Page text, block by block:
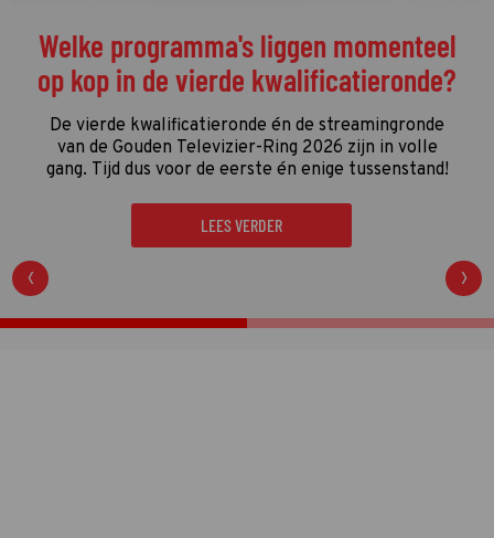
Welke programma's liggen momenteel
op kop in de vierde kwalificatieronde?
De vierde kwalificatieronde én de streamingronde
van de Gouden Televizier-Ring 2026 zijn in volle
gang. Tijd dus voor de eerste én enige tussenstand!
LEES VERDER